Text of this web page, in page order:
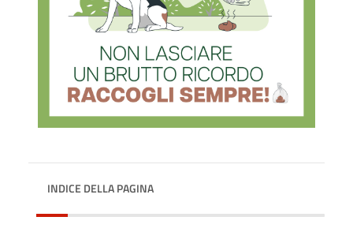
INDICE DELLA PAGINA